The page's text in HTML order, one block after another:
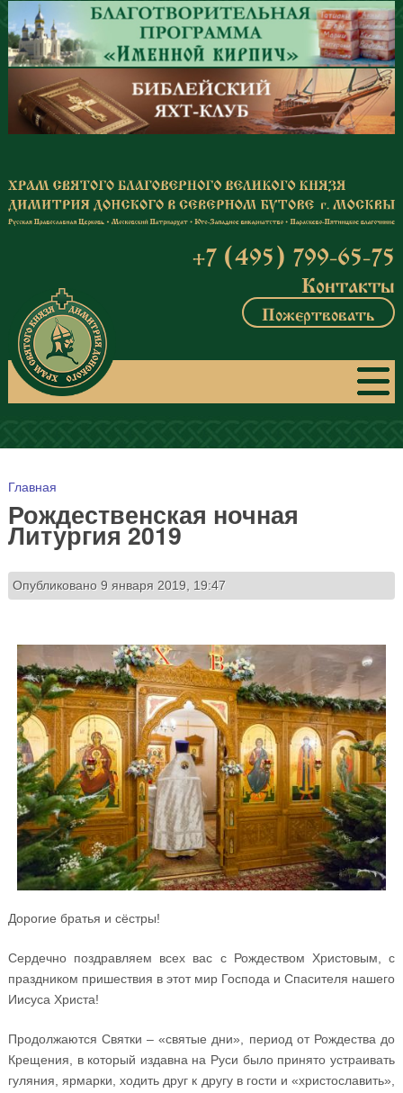
Перейти к основному содержанию
+7 (495) 799-65-75
Контакты
Пожертвовать
Вы здесь
Главная
Рождественская ночная
Литургия 2019
Опубликовано 9 января 2019, 19:47
Дорогие братья и сёстры!
Сердечно поздравляем всех вас с Рождеством Христовым, с
праздником пришествия в этот мир Господа и Спасителя нашего
Иисуса Христа!
Продолжаются Святки – «святые дни», период от Рождества до
Крещения, в который издавна на Руси было принято устраивать
гуляния, ярмарки, ходить друг к другу в гости и «христославить»,